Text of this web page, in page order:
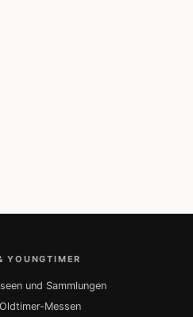
YOUNGTIMER
und Sammlungen
Messen